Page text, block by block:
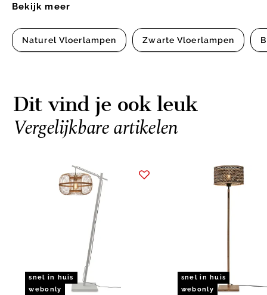
Bekijk meer
Naturel Vloerlampen Zwarte Vloerlampen
Dit vind je ook leuk
Vergelijkbare artikelen
snel in huis
webonly
snel in huis
webonly